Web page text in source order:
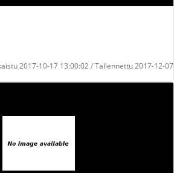
2017-10-17 13:00:02 / Tallennettu 2017-12-07